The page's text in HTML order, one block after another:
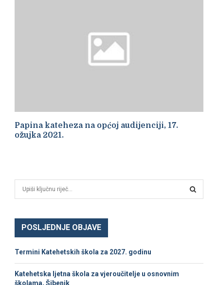
Papina kateheza na općoj audijenciji, 17.
ožujka 2021.
h
o
r
:
POSLJEDNJE OBJAVE
Termini Katehetskih škola za 2027. godinu
Katehetska ljetna škola za vjeroučitelje u osnovnim
školama, Šibenik